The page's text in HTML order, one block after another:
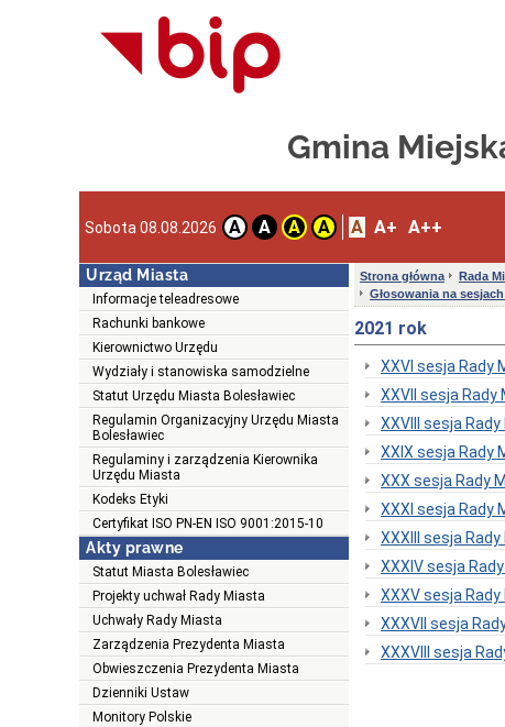
Gmina
Sobota 08.08.2026 A A A A A A+ A++
Urząd Miasta
Informacje teleadresowe
Rachunki bankowe
Kierownictwo Urzędu
Wydziały i stanowiska samodzielne
Statut Urzędu Miasta Bolesławiec
Regulamin Organizacyjny Urzędu Miasta
Bolesławiec
Regulaminy i zarządzenia Kierownika
Urzędu Miasta
Kodeks Etyki
Certyfikat ISO PN-EN ISO 9001:2015-10
Akty prawne
Statut Miasta Bolesławiec
Projekty uchwał Rady Miasta
Uchwały Rady Miasta
Zarządzenia Prezydenta Miasta
Obwieszczenia Prezydenta Miasta
Dzienniki Ustaw
Monitory Polskie
Strona główna Rada
Głosowania na
2021 rok
XXVI sesja Rady
XXVII sesja Rady
XXVIII sesja
XXIX sesja Rady
XXX sesja Rady
XXXI sesja Rady
XXXIII sesja
XXXIV sesja
XXXV sesja
XXXVII sesja
XXXVIII sesja